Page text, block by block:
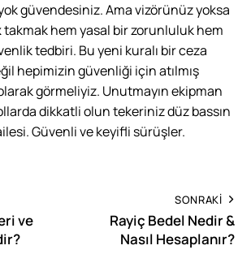
güvendesiniz. Ama vizörünüz yoksa
takmak hem yasal bir zorunluluk hem
tedbiri. Bu yeni kuralı bir ceza
hepimizin güvenliği için atılmış
görmeliyiz. Unutmayın ekipman
dikkatli olun tekeriniz düz bassın
Güvenli ve keyifli sürüşler.
ve
SONRAKI
Rayiç Bedel Nedir &
Nasıl Hesaplanır?